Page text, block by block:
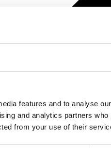
features and to analyse
and analytics partners
from your use of their